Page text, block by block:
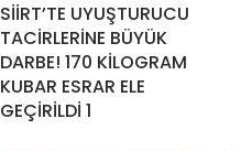
SİİRT’TE UYUŞTURUCU
TACİRLERİNE BÜYÜK
DARBE! 170 KİLOGRAM
KUBAR ESRAR ELE
GEÇİRİLDİ 1